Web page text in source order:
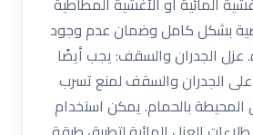
بشكل كامل وضمان عدم وجود
عزل الجدران والسقف: يجب أيضًا
الجدران والسقف لمنع تسرب
المحيطة بالحمام. يمكن استخدام